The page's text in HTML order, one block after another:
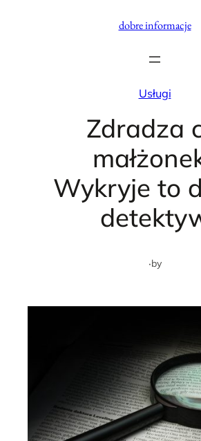
dobre informacje
Usługi
Zdradza
Wykryje to
·by